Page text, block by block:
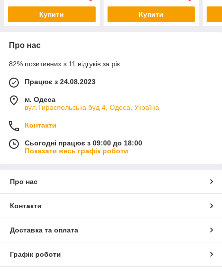
Купити Купити
Про нас
82% позитивних з 11 відгуків за рік
Працює з 24.08.2023
м. Одеса
вул.Тираспольська буд 4, Одеса, Україна
Контакти
Сьогодні працює з 09:00 до 18:00
Показати весь графік роботи
Про нас
Контакти
Доставка та оплата
Графік роботи